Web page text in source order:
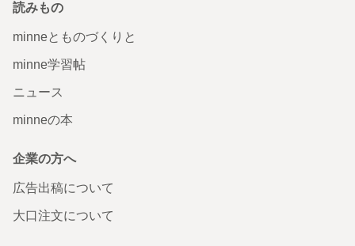
読みもの
minneとものづくりと
minne学習帖
ニュース
minneの本
企業の方へ
広告出稿について
大口注文について